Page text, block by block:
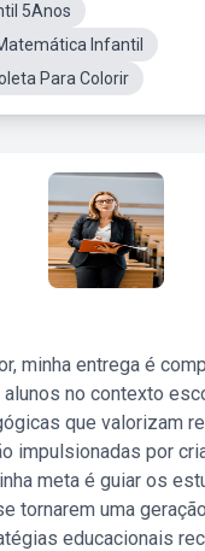
5Anos
Infantil
Para Colorir
minha entrega é
no contexto
que valorizam
impulsionadas por
meta é guiar os
tornarem uma
educacionais